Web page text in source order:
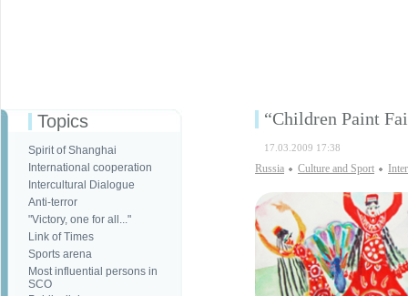
Topics
Spirit of Shanghai
International cooperation
Intercultural Dialogue
Anti-terror
"Victory, one for all..."
Link of Times
Sports arena
Most influential persons in
SCO
“Children Paint
17.03.2009 17:38
Russia Culture and Sport